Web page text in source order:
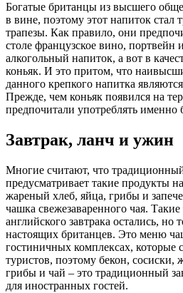
Богатые британцы из высшего
в вине, поэтому этот напиток
трапезы. Как правило, они
столе французское вино, портвейн
алкогольный напиток, а вот в
коньяк. И это притом, что
данного крепкого напитка
Прежде, чем коньяк появился на
предпочитали употреблять именно
Завтрак, ланч и ужин
Многие считают, что
предусматривает такие продукты
жареный хлеб, яйца, грибы и
чашка свежезаваренного чая.
английского завтрака остались, но
настоящих британцев. Это меню
гостиничных комплексах, которые
туристов, поэтому бекон,
грибы и чай – это традиционный
для иностранных гостей.